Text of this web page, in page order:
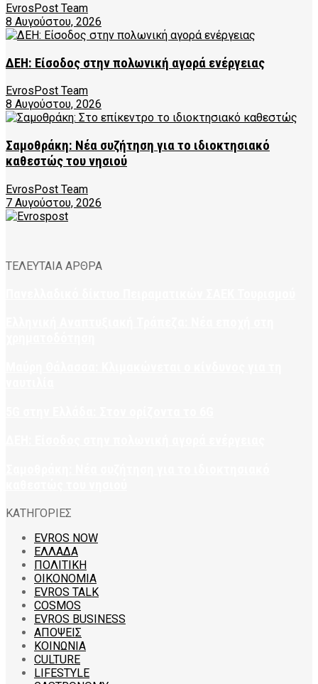
EvrosPost Team
8 Αυγούστου, 2026
ΔΕΗ: Είσοδος στην πολωνική αγορά ενέργειας
EvrosPost Team
8 Αυγούστου, 2026
Σαμοθράκη: Νέα συζήτηση για το ιδιοκτησιακό
καθεστώς του νησιού
EvrosPost Team
7 Αυγούστου, 2026
ΤΕΛΕΥΤΑΙΑ ΑΡΘΡΑ
ΚΑΤΗΓΟΡΙΕΣ
EVROS NOW
ΕΛΛΑΔΑ
ΠΟΛΙΤΙΚΗ
ΟΙΚΟΝΟΜΙΑ
EVROS TALK
COSMOS
EVROS BUSINESS
ΑΠΟΨΕΙΣ
ΚΟΙΝΩΝΙΑ
CULTURE
LIFESTYLE